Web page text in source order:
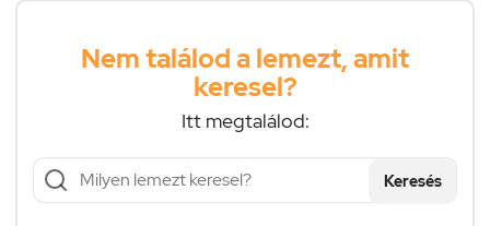
Nem találod a lemezt, amit
keresel?
Itt megtalálod:
Keresés